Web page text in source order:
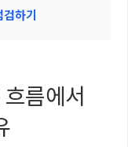
하기
름에서